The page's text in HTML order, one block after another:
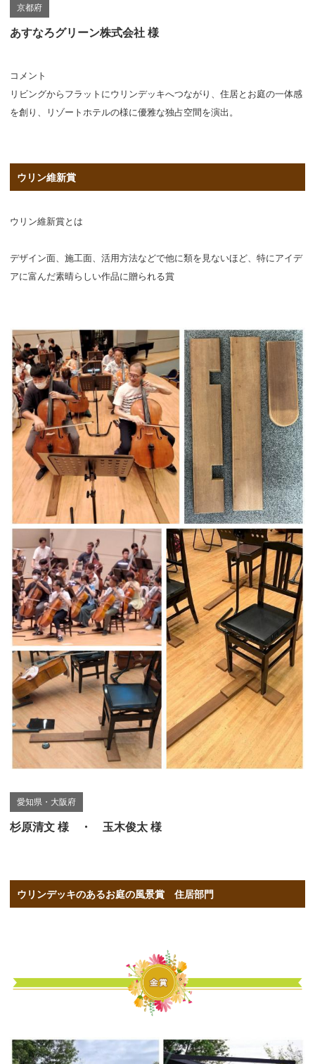
京都府
あすなろグリーン株式会社 様
コメント
リビングからフラットにウリンデッキへつながり、住居とお庭の一体感
を創り、リゾートホテルの様に優雅な独占空間を演出。
ウリン維新賞
ウリン維新賞とは
デザイン面、施工面、活用方法などで他に類を見ないほど、特にアイデ
アに富んだ素晴らしい作品に贈られる賞
愛知県・大阪府
杉原清文 様 ・ 玉木俊太 様
ウリンデッキのあるお庭の風景賞 住居部門